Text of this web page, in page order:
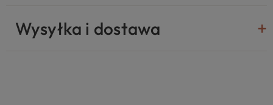
Wysyłka i dostawa